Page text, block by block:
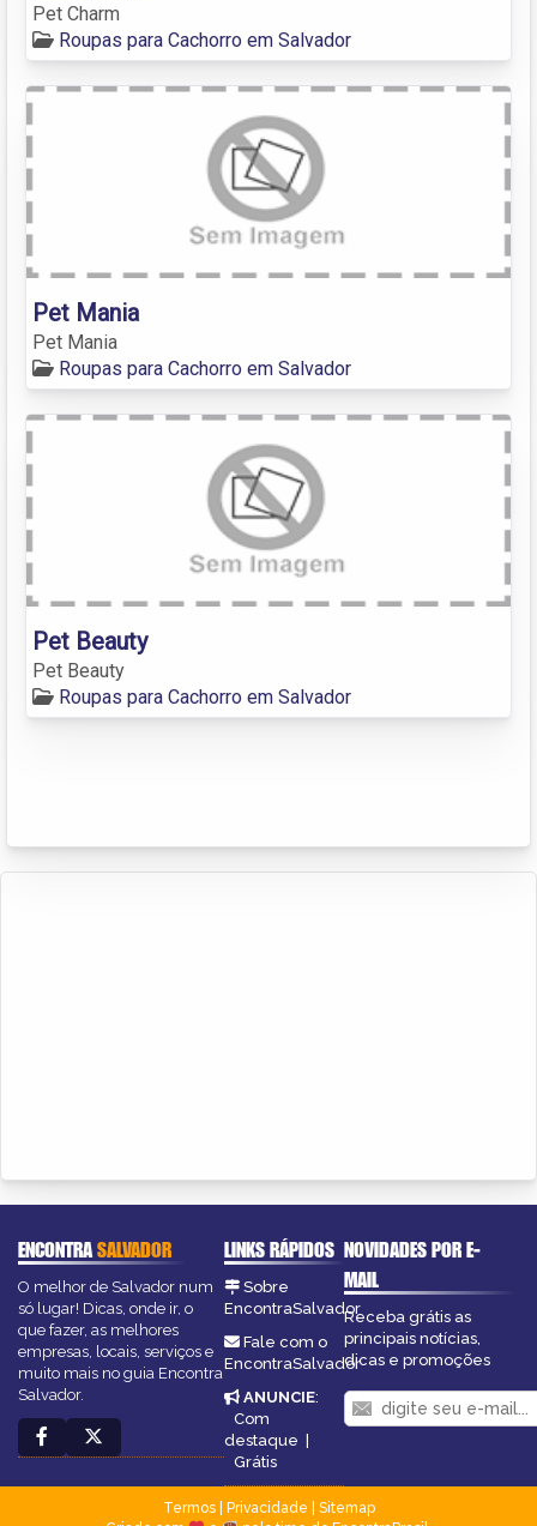
Pet Charm
Roupas para Cachorro em Salvador
Pet Mania
Pet Mania
Roupas para Cachorro em Salvador
Pet Beauty
Pet Beauty
Roupas para Cachorro em Salvador
ENCONTRASALVADOR
O melhor de Salvador num
só lugar! Dicas, onde ir, o
que fazer, as melhores
empresas, locais, serviços e
muito mais no guia Encontra
Salvador.
LINKS RÁPIDOS
Sobre
EncontraSalvador
Fale com o
EncontraSalvador
ANUNCIE:
Com
destaque |
Grátis
NOVIDADES POR E-
MAIL
Receba grátis as
principais notícias,
dicas e promoções
Termos| Privacidade
Sitemap